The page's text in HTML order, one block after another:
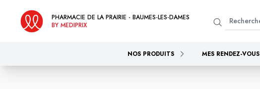
PHARMACIE DE LA PRAIRIE - BAUMES-LES-DAMES
BY MEDIPRIX
NOS PRODUITS MES RENDEZ-VOUS